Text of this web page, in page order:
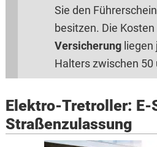
Sie den
besitzen. Die
Versicherung
Halters zwischen 50
Elektro-Tretroller: E-
Straßenzulassung